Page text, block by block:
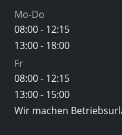
Mo-Do
08:00 - 12:15
13:00 - 18:00
Fr
08:00 - 12:15
13:00 - 15:00
Wir machen